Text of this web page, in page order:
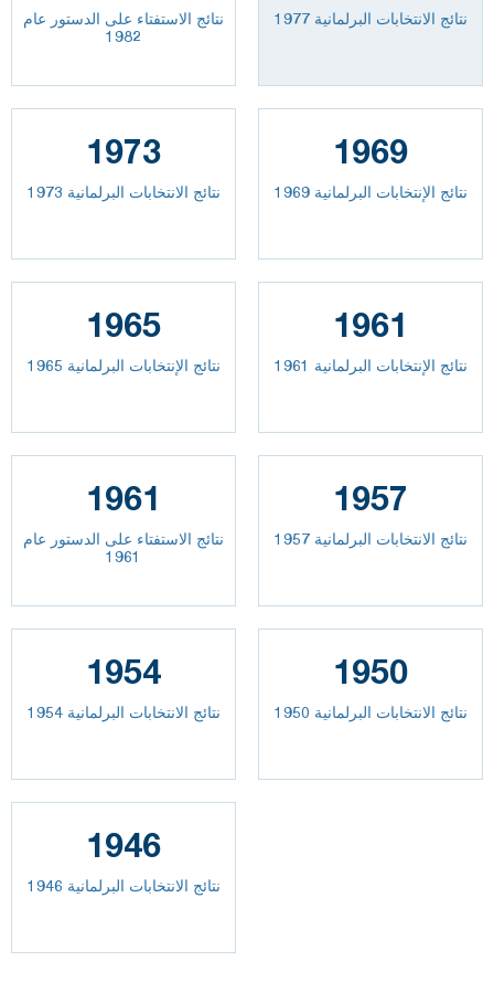
نتائج الاستفتاء على الدستور عام
1982
نتائج الانتخابات البرلمانية 1977
1973
نتائج الانتخابات البرلمانية 1973
1969
نتائج الإنتخابات البرلمانية 1969
1965
نتائج الإنتخابات البرلمانية 1965
1961
نتائج الإنتخابات البرلمانية 1961
1961
نتائج الاستفتاء على الدستور عام
1961
1957
نتائج الانتخابات البرلمانية 1957
1954
نتائج الانتخابات البرلمانية 1954
1950
نتائج الانتخابات البرلمانية 1950
1946
نتائج الانتخابات البرلمانية 1946